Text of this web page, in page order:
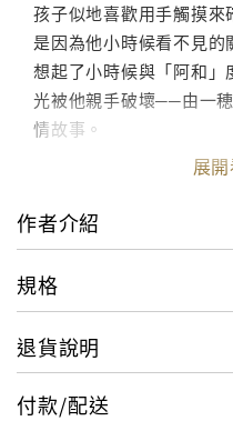
孩子似地喜歡用手觸摸來
是因為他小時候看不見的
想起了小時候與「阿和
光被他親手破壞──由一
情故事。
展
作者介紹
規格
退貨說明
付款/配送